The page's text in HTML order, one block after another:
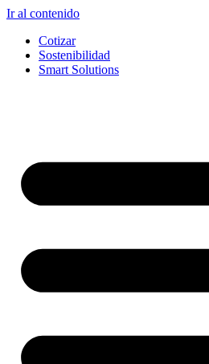
Ir al contenido
Cotizar
Sostenibilidad
Smart Solutions